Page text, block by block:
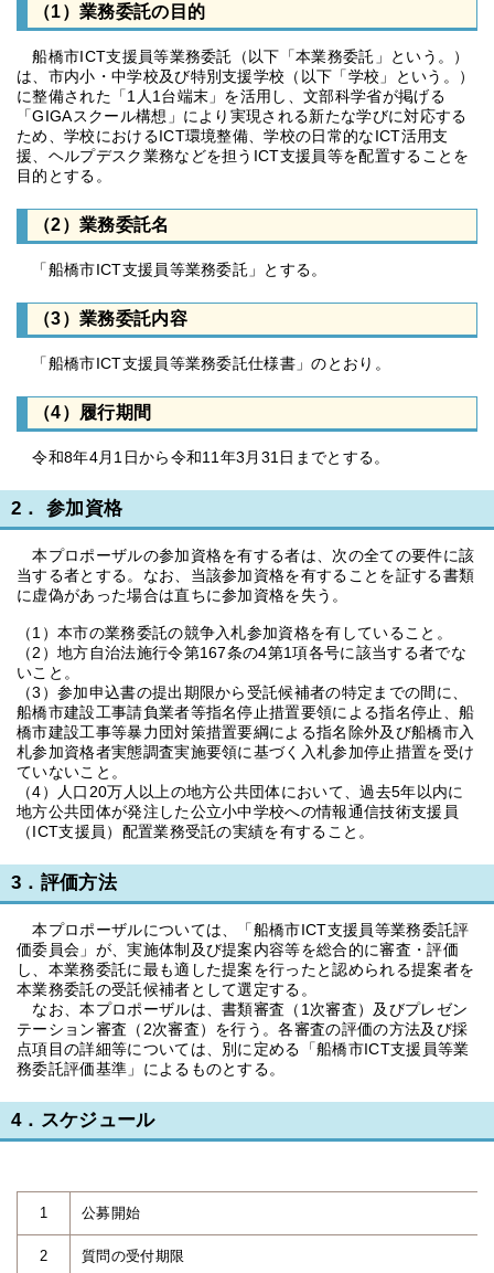
（1）業務委託の目的
船橋市ICT支援員等業務委託（以下「本業務委託」という。）
は、市内小・中学校及び特別支援学校（以下「学校」という。）
に整備された「1人1台端末」を活用し、文部科学省が掲げる
「GIGAスクール構想」により実現される新たな学びに対応する
ため、学校におけるICT環境整備、学校の日常的なICT活用支
援、ヘルプデスク業務などを担うICT支援員等を配置することを
目的とする。
（2）業務委託名
「船橋市ICT支援員等業務委託」とする。
（3）業務委託内容
「船橋市ICT支援員等業務委託仕様書」のとおり。
（4）履行期間
令和8年4月1日から令和11年3月31日までとする。
2． 参加資格
本プロポーザルの参加資格を有する者は、次の全ての要件に該
当する者とする。なお、当該参加資格を有することを証する書類
に虚偽があった場合は直ちに参加資格を失う。
（1）本市の業務委託の競争入札参加資格を有していること。
（2）地方自治法施行令第167条の4第1項各号に該当する者でな
いこと。
（3）参加申込書の提出期限から受託候補者の特定までの間に、
船橋市建設工事請負業者等指名停止措置要領による指名停止、船
橋市建設工事等暴力団対策措置要綱による指名除外及び船橋市入
札参加資格者実態調査実施要領に基づく入札参加停止措置を受け
ていないこと。
（4）人口20万人以上の地方公共団体において、過去5年以内に
地方公共団体が発注した公立小中学校への情報通信技術支援員
（ICT支援員）配置業務受託の実績を有すること。
3．評価方法
本プロポーザルについては、「船橋市ICT支援員等業務委託評
価委員会」が、実施体制及び提案内容等を総合的に審査・評価
し、本業務委託に最も適した提案を行ったと認められる提案者を
本業務委託の受託候補者として選定する。
なお、本プロポーザルは、書類審査（1次審査）及びプレゼン
テーション審査（2次審査）を行う。各審査の評価の方法及び採
点項目の詳細等については、別に定める「船橋市ICT支援員等業
務委託評価基準」によるものとする。
4．スケジュール
1 公募開始
2 質問の受付期限